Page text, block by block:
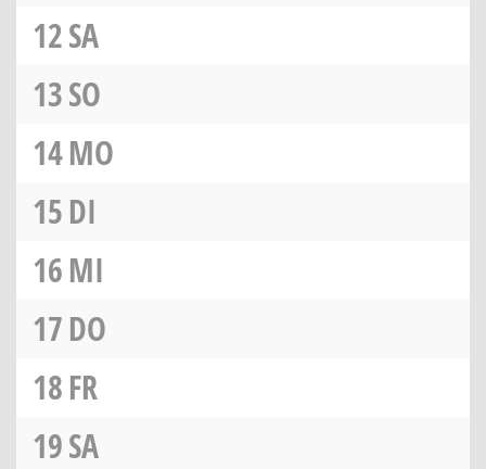
12SA
13SO
14MO
15DI
16MI
17DO
18FR
19SA